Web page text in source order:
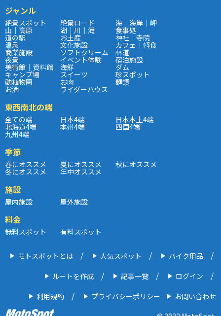
ジャンル
絶景スポット 絶景ロード 海｜海岸｜岬
山｜高原 湖｜川｜滝 食事処
道の駅 お土産 神社｜寺院
温泉 文化施設 カフェ｜軽食
商業施設 ソフトクリーム 林道
夜景 イベント体験 宿泊施設
美術館｜資料館 海鮮 ダム
キャンプ場 スイーツ 珍スポット
動植物園 お肉 麺類
お酒 ライダーハウス
東西南北の端
全ての端 日本4端 日本本土4端
北海道4端 本州4端 四国4端
九州4端
季節
春にオススメ 夏にオススメ 秋にオススメ
冬にオススメ 年中オススメ
施設
屋内施設 屋外施設
料金
無料スポット 有料スポット
モトスポットとは 人気スポット バイク用品
ルートを作成 記事一覧 ログイン
利用規約 プライバシーポリシー
お問い合わせ